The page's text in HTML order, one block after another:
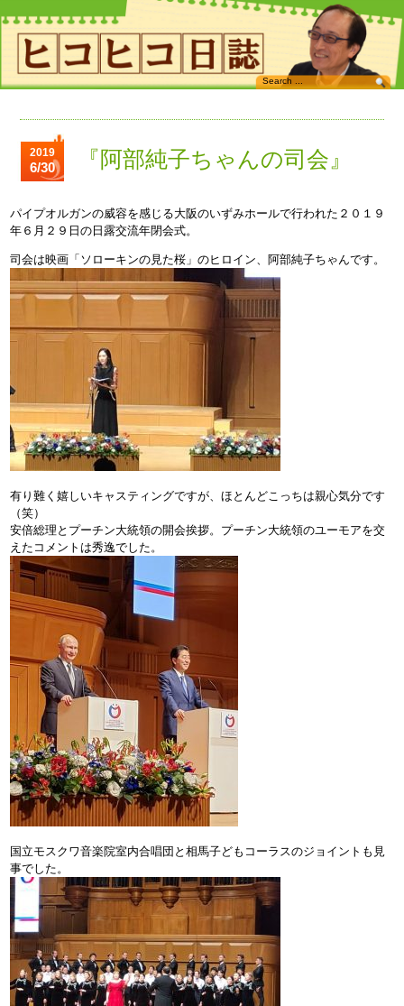
2019
6/30 『阿部純子ちゃんの司会』
パイプオルガンの威容を感じる大阪のいずみホールで行われた２０１９
年６月２９日の日露交流年閉会式。
司会は映画「ソローキンの見た桜」のヒロイン、阿部純子ちゃんです。
有り難く嬉しいキャスティングですが、ほとんどこっちは親心気分です
（笑）
安倍総理とプーチン大統領の開会挨拶。プーチン大統領のユーモアを交
えたコメントは秀逸でした。
国立モスクワ音楽院室内合唱団と相馬子どもコーラスのジョイントも見
事でした。